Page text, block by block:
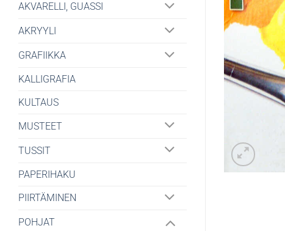
AKVARELLI, GUASSI
AKRYYLI
GRAFIIKKA
KALLIGRAFIA
KULTAUS
MUSTEET
TUSSIT
PAPERIHAKU
PIIRTÄMINEN
POHJAT